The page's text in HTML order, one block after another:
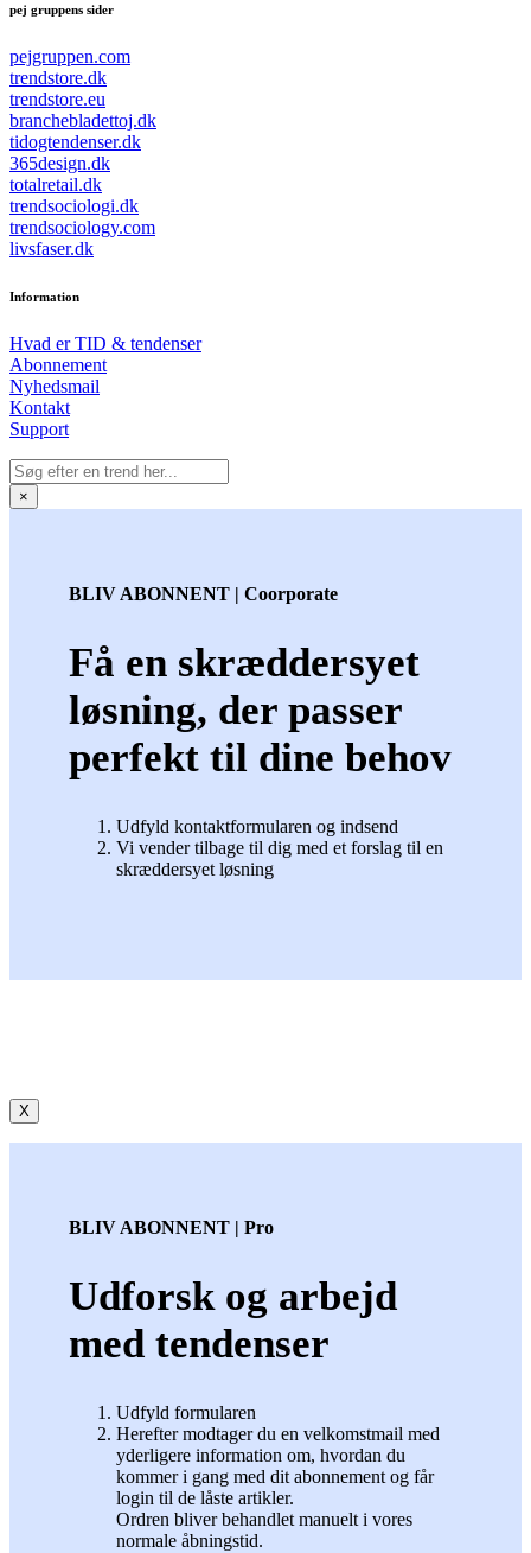
pej gruppens sider
pejgruppen.com
trendstore.dk
trendstore.eu
branchebladettoj.dk
tidogtendenser.dk
365design.dk
totalretail.dk
trendsociologi.dk
trendsociology.com
livsfaser.dk
Information
Hvad er TID & tendenser
Abonnement
Nyhedsmail
Kontakt
Support
×
BLIV ABONNENT | Coorporate
Få en skræddersyet
løsning, der passer
perfekt til dine behov
Udfyld kontaktformularen og indsend
Vi vender tilbage til dig med et forslag til en
skræddersyet løsning
X
BLIV ABONNENT | Pro
Udforsk og arbejd
med tendenser
Udfyld formularen
Herefter modtager du en velkomstmail med
yderligere information om, hvordan du
kommer i gang med dit abonnement og får
login til de låste artikler.
Ordren bliver behandlet manuelt i vores
normale åbningstid.